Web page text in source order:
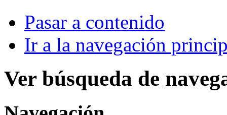
Pasar a contenido
Ir a la navegación
Ver búsqueda de